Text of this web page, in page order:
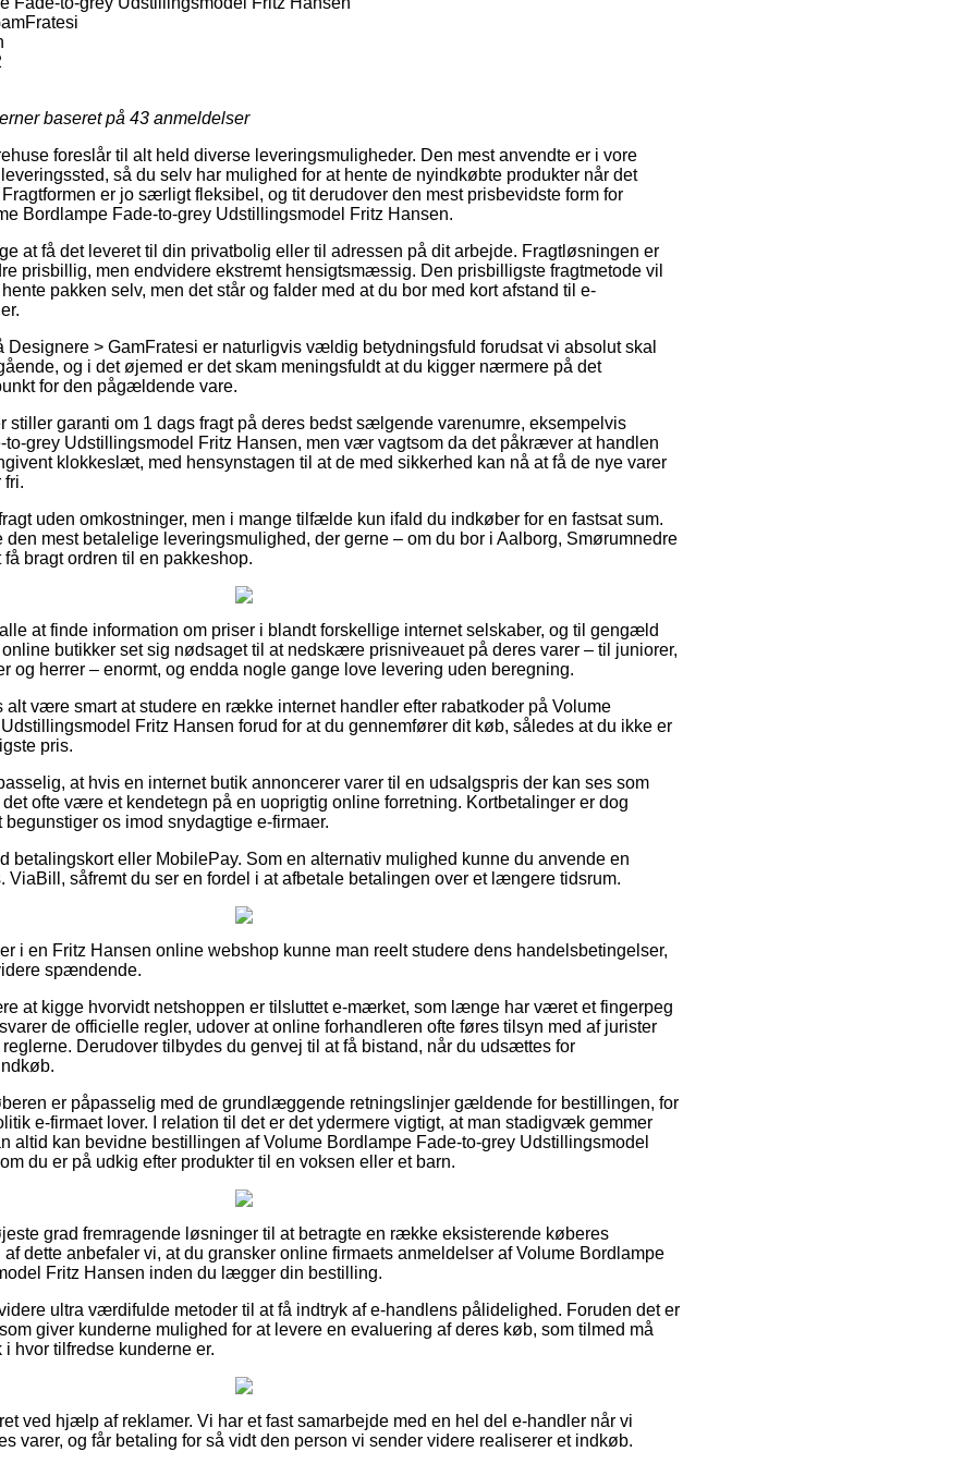
baseret på 43 anmeldelser
foreslår til alt held diverse leveringsmuligheder. Den mest anvendte er i vore
så du selv har mulighed for at hente de nyindkøbte produkter når det
er jo særligt fleksibel, og tit derudover den mest prisbevidste form for
Bordlampe Fade-to-grey Udstillingsmodel Fritz Hansen.
at få det leveret til din privatbolig eller til adressen på dit arbejde. Fragtløsningen er
prisbillig, men endvidere ekstremt hensigtsmæssig. Den prisbilligste fragtmetode vil
pakken selv, men det står og falder med at du bor med kort afstand til e-
Designere > GamFratesi er naturligvis vældig betydningsfuld forudsat vi absolut skal
og i det øjemed er det skam meningsfuldt at du kigger nærmere på det
for den pågældende vare.
stiller garanti om 1 dags fragt på deres bedst sælgende varenumre, eksempelvis
to-grey Udstillingsmodel Fritz Hansen, men vær vagtsom da det påkræver at handlen
klokkeslæt, med hensynstagen til at de med sikkerhed kan nå at få de nye varer
fri.
uden omkostninger, men i mange tilfælde kun ifald du indkøber for en fastsat sum.
mest betalelige leveringsmulighed, der gerne – om du bor i Aalborg, Smørumnedre
bragt ordren til en pakkeshop.
at finde information om priser i blandt forskellige internet selskaber, og til gengæld
butikker set sig nødsaget til at nedskære prisniveauet på deres varer – til juniorer,
og herrer – enormt, og endda nogle gange love levering uden beregning.
være smart at studere en række internet handler efter rabatkoder på Volume
Fritz Hansen forud for at du gennemfører dit køb, således at du ikke er
pris.
at hvis en internet butik annoncerer varer til en udsalgspris der kan ses som
ofte være et kendetegn på en uoprigtig online forretning. Kortbetalinger er dog
os imod snydagtige e-firmaer.
betalingskort eller MobilePay. Som en alternativ mulighed kunne du anvende en
ViaBill, såfremt du ser en fordel i at afbetale betalingen over et længere tidsrum.
i en Fritz Hansen online webshop kunne man reelt studere dens handelsbetingelser,
spændende.
at kigge hvorvidt netshoppen er tilsluttet e-mærket, som længe har været et fingerpeg
de officielle regler, udover at online forhandleren ofte føres tilsyn med af jurister
Derudover tilbydes du genvej til at få bistand, når du udsættes for
er påpasselig med de grundlæggende retningslinjer gældende for bestillingen, for
e-firmaet lover. I relation til det er det ydermere vigtigt, at man stadigvæk gemmer
altid kan bevidne bestillingen af Volume Bordlampe Fade-to-grey Udstillingsmodel
du er på udkig efter produkter til en voksen eller et barn.
grad fremragende løsninger til at betragte en række eksisterende køberes
dette anbefaler vi, at du gransker online firmaets anmeldelser af Volume Bordlampe
Fritz Hansen inden du lægger din bestilling.
ultra værdifulde metoder til at få indtryk af e-handlens pålidelighed. Foruden det er
giver kunderne mulighed for at levere en evaluering af deres køb, som tilmed må
hvor tilfredse kunderne er.
ved hjælp af reklamer. Vi har et fast samarbejde med en hel del e-handler når vi
varer, og får betaling for så vidt den person vi sender videre realiserer et indkøb.